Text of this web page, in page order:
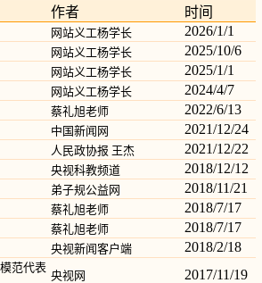
作者 时间
网站义工杨学长 2026/1/1
网站义工杨学长 2025/10/6
网站义工杨学长 2025/1/1
网站义工杨学长 2024/4/7
蔡礼旭老师 2022/6/13
中国新闻网 2021/12/24
人民政协报 王杰 2021/12/22
央视科教频道 2018/12/12
弟子规公益网 2018/11/21
蔡礼旭老师 2018/7/17
蔡礼旭老师 2018/7/17
央视新闻客户端 2018/2/18
范代表
央视网 2017/11/19